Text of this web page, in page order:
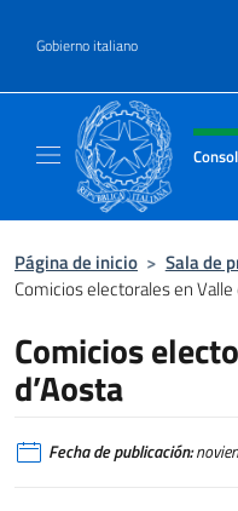
Gobierno italiano
Encabezado
Página de inicio > Sala de
Comicios electorales en Valle
Comicios
d’Aosta
Fecha de publicación: